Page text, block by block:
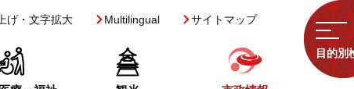
げ・文字拡大 Multilingual サイトマップ
目的別